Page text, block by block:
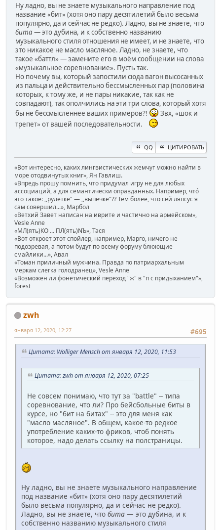
Ну ладно, вы не знаете музыкального направление под
название «бит» (хотя оно пару десятилетий было весьма
популярно, да и сейчас не редко). Ладно, вы не знаете, что
бита— это дубина, и к собственно названию
музыкального стиля отношения не имеет, и не знаете, что
это никакое не масло масляное. Ладно, не знаете, что
такое «баттл» — замените его в моём сообщении на слова
«музыкальное соревнование». Пусть так.
Но почему вы, который запостили сюда вагон высосанных
из пальца и действительно бессмысленных пар (половина
которых, к тому же, и не пары никакие, так как не
совпадают), так ополчились на эти три слова, который хотя
бы не бессмысленнее ваших примеров?!
Звх, «шок и
трепет» от вашей последовательности.
QQ ЦИТИРОВАТЬ
«Вот интересно, каких лингвистических жемчуг можно найти в
море отодвинутых книг», Ян Гавлиш.
«Впредь прошу помнить, что придумал игру не для любых
ассоциаций, а для семантически оправданных. Например, чтó
это такое: ,,рулетке" — ,,выпечке"?? Тем более, что сей ляпсус я
сам совершил...», Марбол
«Ветхий Завет написан на иврите и частично на армейском»,
Vesle Anne
«МЛ(ять)КО ... ПЛ(ять)NЪ», Тася
«Вот откроет этот спойлер, например, Марго, ничего не
подозревая, а потом будут по всему форуму блюющие
смайлики...», Авал
«Томан приличный мужчина. Правда по патриархальным
меркам слегка голодранец», Vesle Anne
«Возможен ли фонетический переход "ж" в "п с придыханием"»,
forest
zwh
#695
января 12, 2020, 12:27
Цитата: Wolliger Mensch от января 12, 2020, 11:53
Цитата: zwh от января 12, 2020, 07:25
Не совсем понимаю, что тут за "battle" -- типа
соревнование, что ли? Про бейсбольные биты в
курсе, но "бит на битах" -- это для меня как
"масло масляное". В общем, какое-то редкое
употребление каких-то фриков, чтоб понять
которое, надо делать ссылку на полстраницы.
Ну ладно, вы не знаете музыкального направление
под название «бит» (хотя оно пару десятилетий
было весьма популярно, да и сейчас не редко).
Ладно, вы не знаете, что бита — это дубина, и к
собственно названию музыкального стиля